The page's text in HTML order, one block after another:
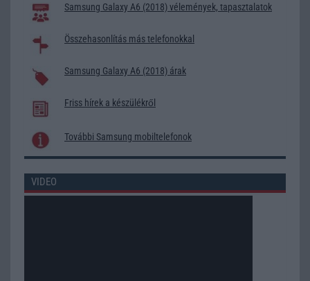
Samsung Galaxy A6 (2018) vélemények, tapasztalatok
Összehasonlítás más telefonokkal
Samsung Galaxy A6 (2018) árak
Friss hírek a készülékről
További Samsung mobiltelefonok
VIDEO